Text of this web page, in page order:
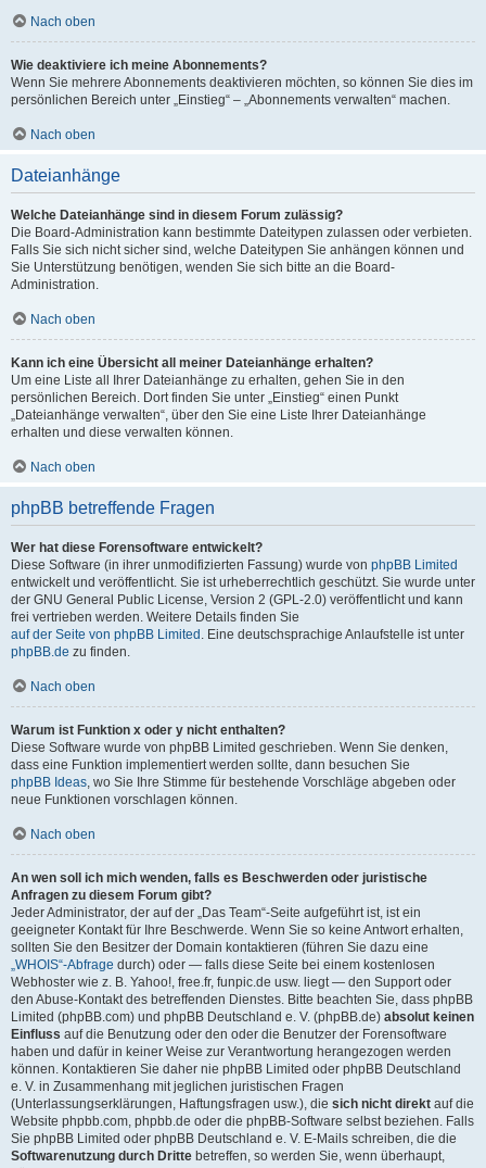
Nach oben
Wie deaktiviere ich meine Abonnements?
Wenn Sie mehrere Abonnements deaktivieren möchten, so können Sie dies im
persönlichen Bereich unter „Einstieg“ – „Abonnements verwalten“ machen.
Nach oben
Dateianhänge
Welche Dateianhänge sind in diesem Forum zulässig?
Die Board-Administration kann bestimmte Dateitypen zulassen oder verbieten.
Falls Sie sich nicht sicher sind, welche Dateitypen Sie anhängen können und
Sie Unterstützung benötigen, wenden Sie sich bitte an die Board-
Administration.
Nach oben
Kann ich eine Übersicht all meiner Dateianhänge erhalten?
Um eine Liste all Ihrer Dateianhänge zu erhalten, gehen Sie in den
persönlichen Bereich. Dort finden Sie unter „Einstieg“ einen Punkt
„Dateianhänge verwalten“, über den Sie eine Liste Ihrer Dateianhänge
erhalten und diese verwalten können.
Nach oben
phpBB betreffende Fragen
Wer hat diese Forensoftware entwickelt?
Diese Software (in ihrer unmodifizierten Fassung) wurde von phpBB Limited
entwickelt und veröffentlicht. Sie ist urheberrechtlich geschützt. Sie wurde unter
der GNU General Public License, Version 2 (GPL-2.0) veröffentlicht und kann
frei vertrieben werden. Weitere Details finden Sie
auf der Seite von phpBB Limited . Eine deutschsprachige Anlaufstelle ist unter
phpBB.de zu finden.
Nach oben
Warum ist Funktion x oder y nicht enthalten?
Diese Software wurde von phpBB Limited geschrieben. Wenn Sie denken,
dass eine Funktion implementiert werden sollte, dann besuchen Sie
phpBB Ideas, wo Sie Ihre Stimme für bestehende Vorschläge abgeben oder
neue Funktionen vorschlagen können.
Nach oben
An wen soll ich mich wenden, falls es Beschwerden oder juristische
Anfragen zu diesem Forum gibt?
Jeder Administrator, der auf der „Das Team“-Seite aufgeführt ist, ist ein
geeigneter Kontakt für Ihre Beschwerde. Wenn Sie so keine Antwort erhalten,
sollten Sie den Besitzer der Domain kontaktieren (führen Sie dazu eine
„WHOIS“-Abfrage durch) oder — falls diese Seite bei einem kostenlosen
Webhoster wie z. B. Yahoo!, free.fr, funpic.de usw. liegt — den Support oder
den Abuse-Kontakt des betreffenden Dienstes. Bitte beachten Sie, dass phpBB
Limited (phpBB.com) und phpBB Deutschland e. V. (phpBB.de) absolut keinen
Einfluss auf die Benutzung oder den oder die Benutzer der Forensoftware
haben und dafür in keiner Weise zur Verantwortung herangezogen werden
können. Kontaktieren Sie daher nie phpBB Limited oder phpBB Deutschland
e. V. in Zusammenhang mit jeglichen juristischen Fragen
(Unterlassungserklärungen, Haftungsfragen usw.), die sich nicht direkt auf die
Website phpbb.com, phpbb.de oder die phpBB-Software selbst beziehen. Falls
Sie phpBB Limited oder phpBB Deutschland e. V. E-Mails schreiben, die die
Softwarenutzung durch Dritte betreffen, so werden Sie, wenn überhaupt,